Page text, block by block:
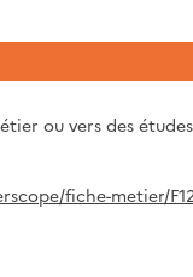
ou vers des
fiche-metier/